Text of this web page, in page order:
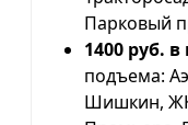
Парковый
1400 руб.
подъема:
Шишкин,